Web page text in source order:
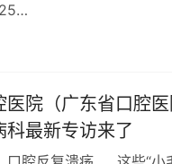
医院（广东省口腔
科最新专访来了